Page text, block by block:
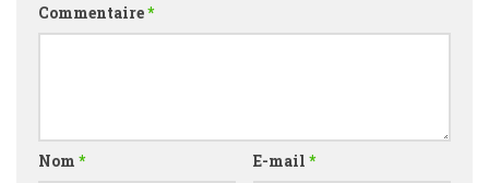
Commentaire*
Nom * E-mail *